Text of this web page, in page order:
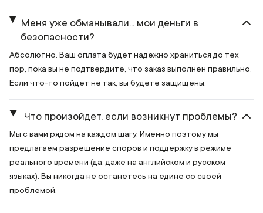
Меня уже обманывали... мои деньги в
безопасности?
Абсолютно. Ваш оплата будет надежно храниться до тех
пор, пока вы не подтвердите, что заказ выполнен правильно.
Если что-то пойдет не так, вы будете защищены.
Что произойдет, если возникнут проблемы?
Мы с вами рядом на каждом шагу. Именно поэтому мы
предлагаем разрешение споров и поддержку в режиме
реального времени (да, даже на английском и русском
языках). Вы никогда не останетесь на едине со своей
проблемой.